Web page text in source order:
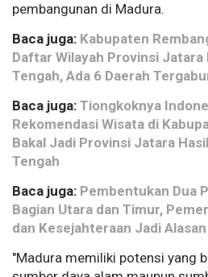
pembangunan di Madura.
Baca juga: Kabupaten
Daftar Wilayah Provinsi Jatara
Tengah, Ada 6 Daerah
Baca juga: Tiongkoknya
Rekomendasi Wisata di
Bakal Jadi Provinsi Jatara
Tengah
Baca juga: Pembentukan Dua
Bagian Utara dan Timur,
dan Kesejahteraan Jadi
"Madura memiliki potensi yang